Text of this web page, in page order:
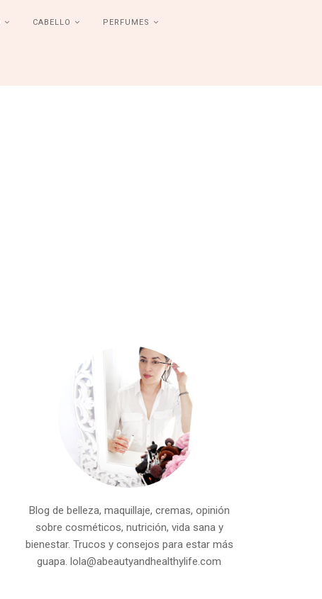
CABELLO PERFUMES
Blog de belleza, maquillaje, cremas, opinión
sobre cosméticos, nutrición, vida sana y
bienestar. Trucos y consejos para estar más
guapa. lola@abeautyandhealthylife.com